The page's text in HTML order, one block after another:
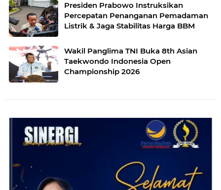
Presiden Prabowo Instruksikan
Percepatan Penanganan Pemadaman
Listrik & Jaga Stabilitas Harga BBM
Wakil Panglima TNI Buka 8th Asian
Taekwondo Indonesia Open
Championship 2026